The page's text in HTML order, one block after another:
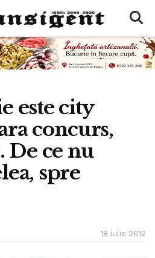
este city
concurs,
De ce nu
spre
18 iulie 2012